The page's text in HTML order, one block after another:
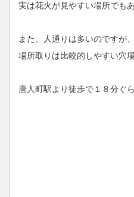
実は花火が見やすい場所でもあ
また、人通りは多いのですが、
場所取りは比較的しやすい穴
唐人町駅より徒歩で１８分ぐら